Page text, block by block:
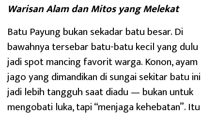
Warisan Alam dan Mitos yang Melekat
Batu Payung bukan sekadar batu besar. Di
bawahnya tersebar batu-batu kecil yang dulu
jadi spot mancing favorit warga. Konon, ayam
jago yang dimandikan di sungai sekitar batu ini
jadi lebih tangguh saat diadu — bukan untuk
mengobati luka, tapi “menjaga kehebatan”. Itu